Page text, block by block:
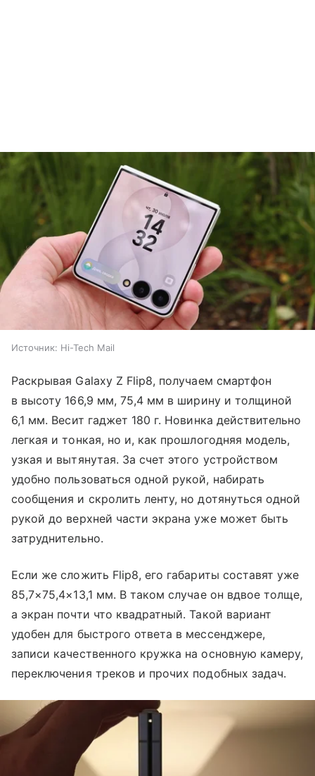
Источник: Hi-Tech Mail
Раскрывая Galaxy Z Flip8, получаем смартфон
в высоту 166,9 мм, 75,4 мм в ширину и толщиной
6,1 мм. Весит гаджет 180 г. Новинка действительно
легкая и тонкая, но и, как прошлогодняя модель,
узкая и вытянутая. За счет этого устройством
удобно пользоваться одной рукой, набирать
сообщения и скролить ленту, но дотянуться одной
рукой до верхней части экрана уже может быть
затруднительно.
Если же сложить Flip8, его габариты составят уже
85,7×75,4×13,1 мм. В таком случае он вдвое толще,
а экран почти что квадратный. Такой вариант
удобен для быстрого ответа в мессенджере,
записи качественного кружка на основную камеру,
переключения треков и прочих подобных задач.